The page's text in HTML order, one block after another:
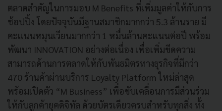
ตลาดสำคัญในการมอบ M Benefits ที่เพิ่มมูลค่าให้กับการ
ช้อปปิ้ง โดยปัจจุบันมีฐานสมาชิกมากกว่า 5.3 ล้านราย มี
คะแนนหมุนเวียนมากกว่า 1 หมื่นล้านคะแนนต่อปี พร้อม
พัฒนา INNOVATION อย่างต่อเนื่อง เพื่อเพิ่มขีดความ
สามารถด้านการตลาดให้กับพันธมิตรทางธุรกิจที่มีกว่า
470 ร้านค้าผ่านบริการ Loyalty Platform ใหม่ล่าสุด
พร้อมเปิดตัว “M Business” เพื่อขับเคลื่อนการมีส่วนร่วม
ให้กับลูกค้ายุคดิจิทัล ด้วยบัตรเดียวครบสำหรับทุกสิ่ง ทั้ง